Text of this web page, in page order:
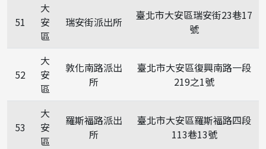
51
大
安
區
瑞安街派出所
臺北市大安區瑞安街23巷17
號
52
大
安
區
敦化南路派出
所
臺北市大安區復興南路一段
219之1號
53
大
安
區
羅斯福路派出
所
臺北市大安區羅斯福路四段
113巷13號